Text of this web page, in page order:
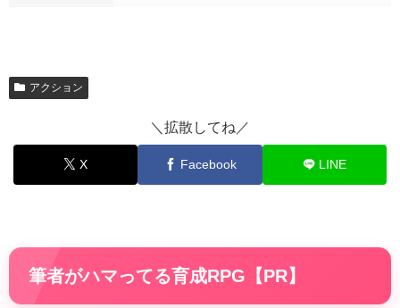
アクション
＼拡散してね／
X Facebook LINE
筆者がハマってる育成RPG【PR】